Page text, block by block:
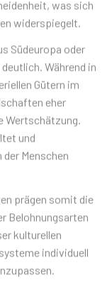
widerspiegelt.
Südeuropa oder
Während in
Gütern im
eher
Wertschätzung.
und
Menschen
prägen somit die
Belohnungsarten
kulturellen
individuell